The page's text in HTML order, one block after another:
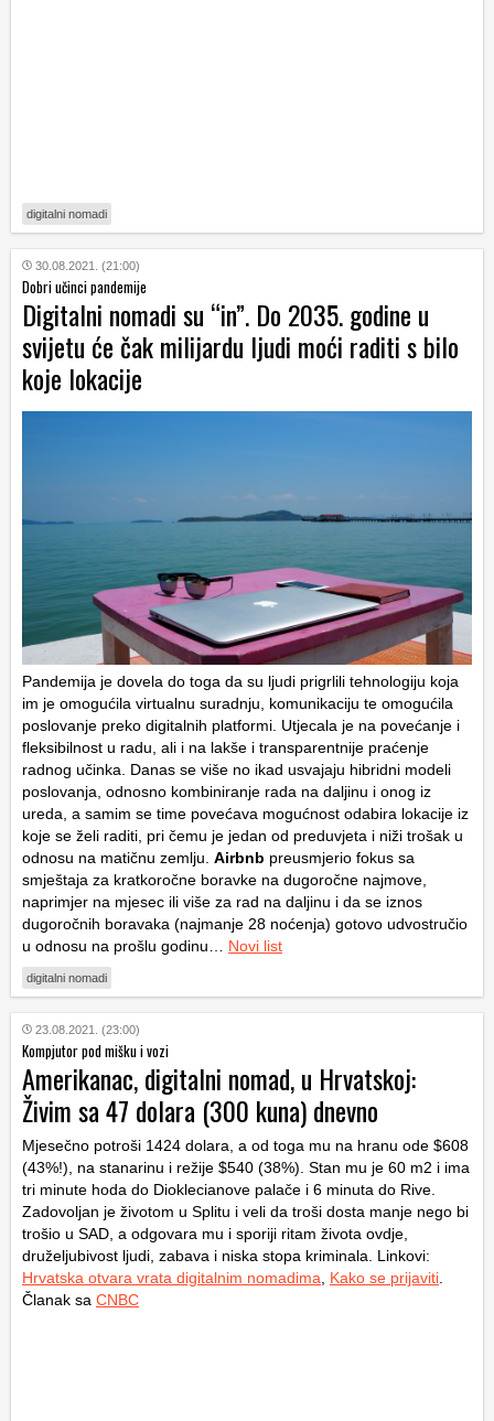
digitalni nomadi
30.08.2021. (21:00)
Dobri učinci pandemije
Digitalni nomadi su “in”. Do 2035. godine u
svijetu će čak milijardu ljudi moći raditi s bilo
koje lokacije
Pandemija je dovela do toga da su ljudi prigrlili tehnologiju koja
im je omogućila virtualnu suradnju, komunikaciju te omogućila
poslovanje preko digitalnih platformi. Utjecala je na povećanje i
fleksibilnost u radu, ali i na lakše i transparentnije praćenje
radnog učinka. Danas se više no ikad usvajaju hibridni modeli
poslovanja, odnosno kombiniranje rada na daljinu i onog iz
ureda, a samim se time povećava mogućnost odabira lokacije iz
koje se želi raditi, pri čemu je jedan od preduvjeta i niži trošak u
odnosu na matičnu zemlju. Airbnb preusmjerio fokus sa
smještaja za kratkoročne boravke na dugoročne najmove,
naprimjer na mjesec ili više za rad na daljinu i da se iznos
dugoročnih boravaka (najmanje 28 noćenja) gotovo udvostručio
u odnosu na prošlu godinu… Novi list
digitalni nomadi
23.08.2021. (23:00)
Kompjutor pod mišku i vozi
Amerikanac, digitalni nomad, u Hrvatskoj:
Živim sa 47 dolara (300 kuna) dnevno
Mjesečno potroši 1424 dolara, a od toga mu na hranu ode $608
(43%!), na stanarinu i režije $540 (38%). Stan mu je 60 m2 i ima
tri minute hoda do Dioklecianove palače i 6 minuta do Rive.
Zadovoljan je životom u Splitu i veli da troši dosta manje nego bi
trošio u SAD, a odgovara mu i sporiji ritam života ovdje,
druželjubivost ljudi, zabava i niska stopa kriminala. Linkovi:
Hrvatska otvara vrata digitalnim nomadima
Kako se prijaviti
Članak sa CNBC